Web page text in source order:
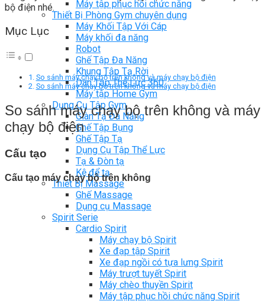
Máy tập phục hồi chức năng
Thiết Bị Phòng Gym chuyên dụng
Máy Khối Tập Với Cáp
Máy khối đa năng
Robot
Ghế Tập Đa Năng
Khung Tập Tạ Rời
Dàn Tập Thể Lực 360
Máy tập Home Gym
Dụng Cụ Tập Gym
Giàn Tạ Đa Năng
Ghế Tập Bụng
Ghế Tập Tạ
Dụng Cụ Tập Thể Lực
Tạ & Đòn tạ
Kệ để tạ
Thiết Bị Massage
Ghế Massage
Dụng cụ Massage
Spirit Serie
Cardio Spirit
Máy chạy bộ Spirit
Xe đạp tập Spirit
Xe đạp ngồi có tựa lưng Spirit
Máy trượt tuyết Spirit
Máy chèo thuyền Spirit
Máy tập phục hồi chức năng Spirit
bộ điện nhé.
Mục Lục
So sánh máy chạy bộ trên không và máy chạy bộ điện
So sánh máy chạy bộ trên không và máy chạy bộ điện
So sánh máy chạy bộ trên không và máy
chạy bộ điện
Cấu tạo
Cấu tạo máy chạy bộ trên không